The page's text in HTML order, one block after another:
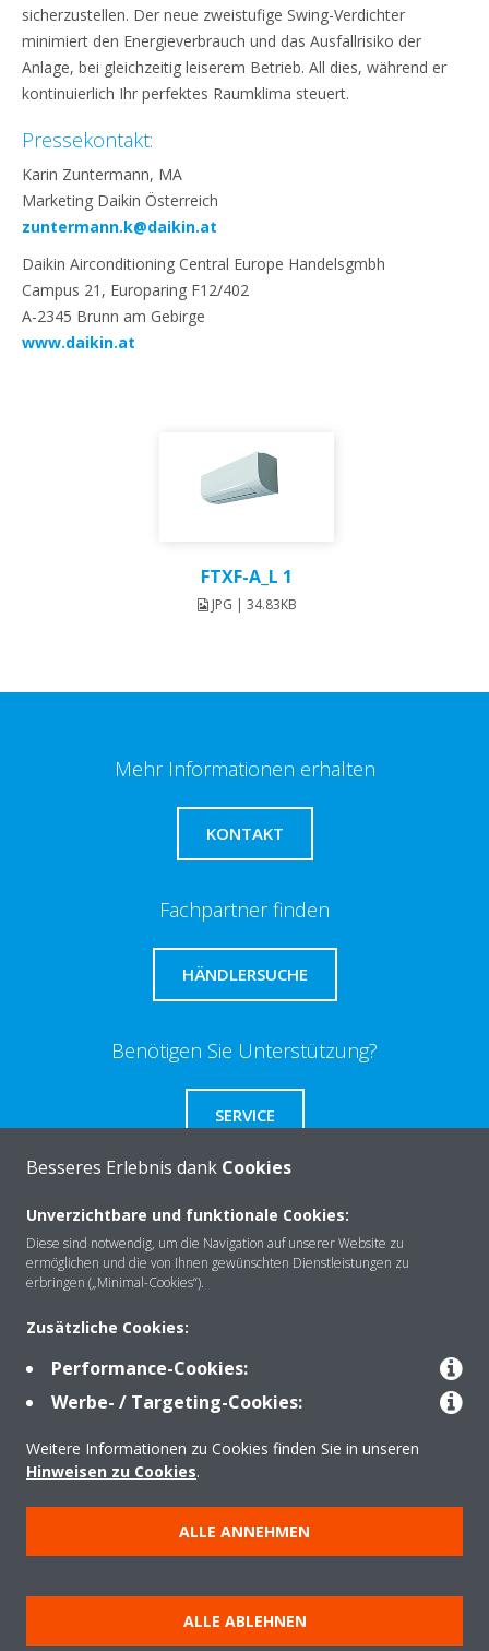
sicherzustellen. Der neue zweistufige Swing-Verdichter
minimiert den Energieverbrauch und das Ausfallrisiko der
Anlage, bei gleichzeitig leiserem Betrieb. All dies, während er
kontinuierlich Ihr perfektes Raumklima steuert.
Pressekontakt:
Karin Zuntermann, MA
Marketing Daikin Österreich
zuntermann.k@daikin.at
Daikin Airconditioning Central Europe Handelsgmbh
Campus 21, Europaring F12/402
A-2345 Brunn am Gebirge
www.daikin.at
FTXF-A_L 1
JPG | 34.83KB
Mehr Informationen erhalten
KONTAKT
Fachpartner finden
HÄNDLERSUCHE
Benötigen Sie Unterstützung?
SERVICE
Über Daikin
Lösungen
Kontakt
Hinweis zu Cookies
Datenschutzerklärung
Unternehmensethik
AGB Data Act
Besseres Erlebnis dank Cookies
Unverzichtbare und funktionale Cookies:
Diese sind notwendig, um die Navigation auf unserer Website zu
ermöglichen und die von Ihnen gewünschten Dienstleistungen zu
erbringen („Minimal-Cookies“).
Zusätzliche Cookies:
Performance-Cookies:
Werbe- / Targeting-Cookies:
Weitere Informationen zu Cookies finden Sie in unseren
Hinweisen zu Cookies.
ALLE ANNEHMEN
ALLE ABLEHNEN